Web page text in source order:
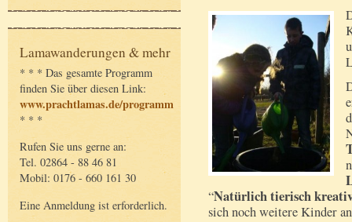
Lamawanderungen & mehr
* * * Das gesamte Programm
finden Sie über diesen Link:
www.prachtlamas.de/programm
* * *
Rufen Sie uns gerne an:
Tel. 02864 - 88 46 81
Mobil: 0176 - 660 161 30
Eine Anmeldung ist erforderlich.
“Natürlich tierisch
sich noch weitere Kinder